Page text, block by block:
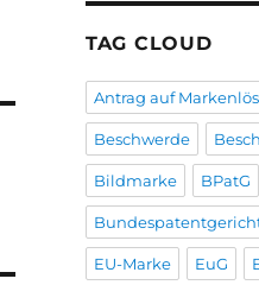
TAG CLOUD
Antrag auf
Beschwerde
Bildmarke BPatG
EU-Marke EuG